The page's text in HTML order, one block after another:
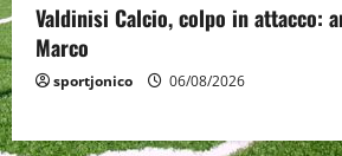
Valdinisi Calcio, colpo in attacco:
Marco
sportjonico 06/08/2026